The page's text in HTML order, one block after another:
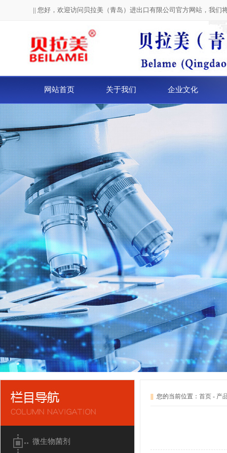
|| 您好，欢迎访问贝拉美（青岛）进出口有限公司官方网站，我们
网站首页 关于我们 企业文化
微生物菌剂
您的当前位置： 首页 - 产